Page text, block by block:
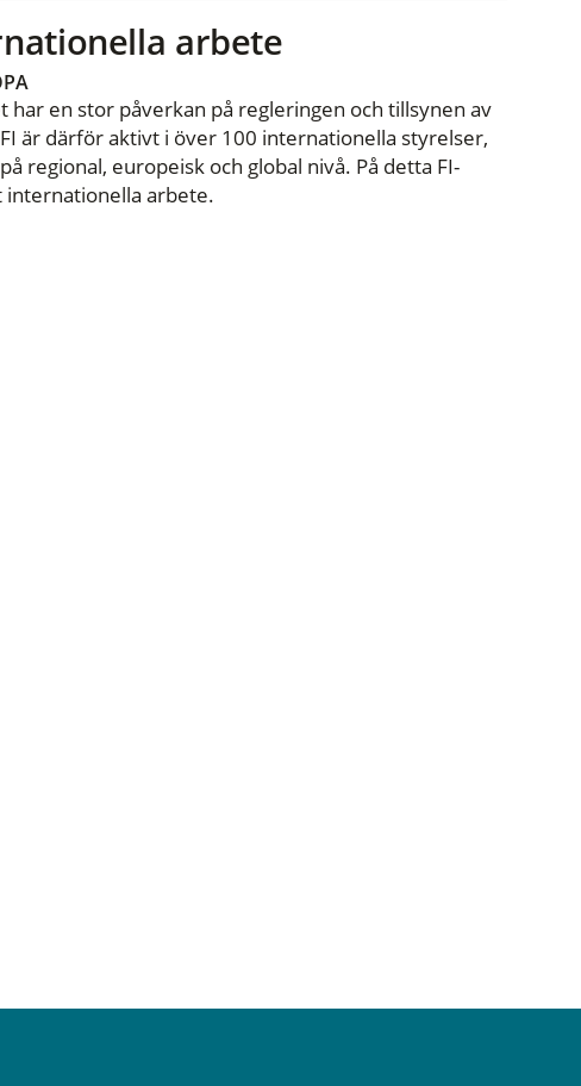
arbete
en stor påverkan på regleringen och tillsynen av
är därför aktivt i över 100 internationella styrelser,
regional, europeisk och global nivå. På detta FI-
arbete.